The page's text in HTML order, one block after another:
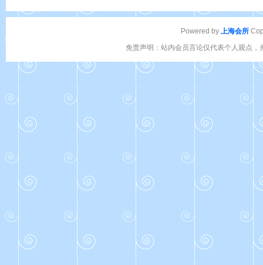
Powered by 上海会所
免责声明：站内会员言论仅代表个人观点